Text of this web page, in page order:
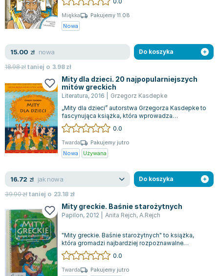
Miękka
Pakujemy 11.08
Nowa
15.00 zł nowa
18.98złtaniej o 3.98zł
Do koszyka
Mity dla dzieci. 20 najpopularniejszych
mitów greckich
Literatura, 2016
Grzegorz Kasdepke
„Mity dla dzieci” autorstwa Grzegorza Kasdepke to
fascynująca książka, która wprowadza
najmłodszych w magiczny świat starożytnej G...
0.0
Twarda
Pakujemy jutro
Nowa
Używana
16.72 zł jak nowa
39.90złtaniej o 23.18 zł
Do koszyka
Mity greckie. Baśnie starożytnych
Papilon, 2012 Anita Rejch, A.Rejch
"Mity greckie. Baśnie starożytnych" to książka,
która gromadzi najbardziej rozpoznawalne
opowieści z greckiej mitologii, przedstaw...
0.0
Twarda
Pakujemy jutro